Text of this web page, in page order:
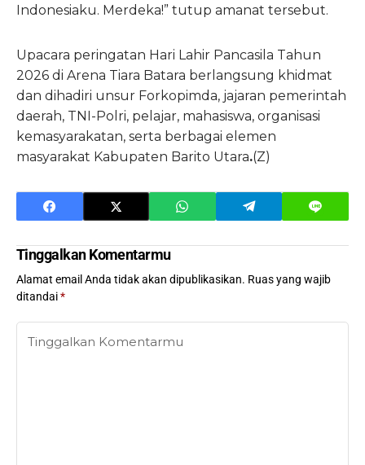
Indonesiaku. Merdeka!” tutup amanat tersebut.
Upacara peringatan Hari Lahir Pancasila Tahun
2026 di Arena Tiara Batara berlangsung khidmat
dan dihadiri unsur Forkopimda, jajaran pemerintah
daerah, TNI-Polri, pelajar, mahasiswa, organisasi
kemasyarakatan, serta berbagai elemen
masyarakat Kabupaten Barito Utara.(Z)
Tinggalkan Komentarmu
Alamat email Anda tidak akan dipublikasikan. Ruas yang wajib
ditandai*